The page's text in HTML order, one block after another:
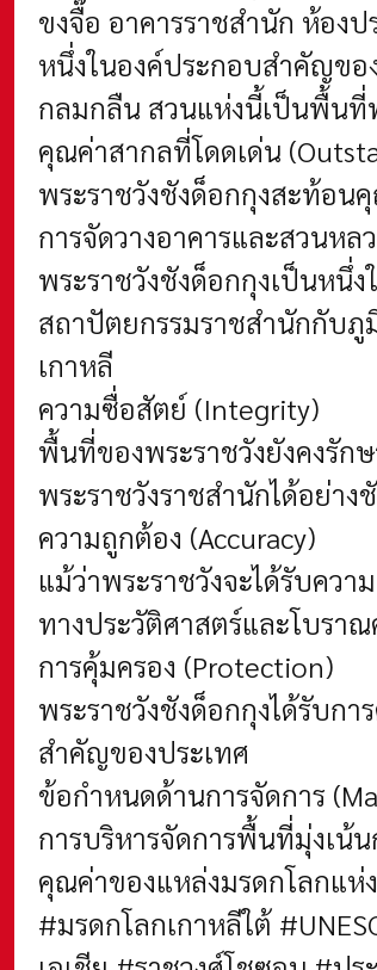
ขงจื๊อ อาคารราชสำนัก ห้อง
หนึ่งในองค์ประกอบสำคัญข
กลมกลืน สวนแห่งนี้เป็นพื้นที่
คุณค่าสากลที่โดดเด่น
พระราชวังชังด็อกกุงสะท้อน
การจัดวางอาคารและสวนห
พระราชวังชังด็อกกุงเป็นหนึ่
สถาปัตยกรรมราชสำนักกับ
เกาหลี
ความซื่อสัตย์ (Integrity)
พื้นที่ของพระราชวังยังคงรัก
พระราชวังราชสำนักได้อย่าง
ความถูกต้อง (Accuracy)
แม้ว่าพระราชวังจะได้รับคว
ทางประวัติศาสตร์และโบรา
การคุ้มครอง (Protection)
พระราชวังชังด็อกกุงได้รับก
สำคัญของประเทศ
ข้อกำหนดด้านการจัดการ
การบริหารจัดการพื้นที่มุ่งเน้
คุณค่าของแหล่งมรดกโลกแห่
#มรดกโลกเกาหลีใต้